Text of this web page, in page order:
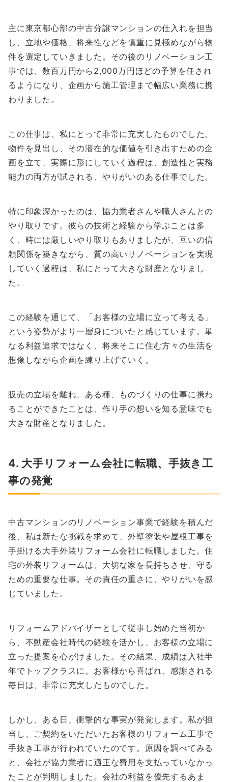
主に東京都心部の中古分譲マンションの仕入れを担当
し、立地や価格、将来性などを慎重に見極めながら物
件を選定していきました。その後のリノベーション工
事では、数百万円から2,000万円ほどの予算を任され
るようになり、企画から施工管理まで幅広い業務に携
わりました。
この仕事は、私にとって非常に充実したものでした。
物件を見出し、その潜在的な価値を引き出すための企
画を立て、実際に形にしていく過程は、創造性と実務
能力の両方が試される、やりがいのある仕事でした。
特に印象深かったのは、協力業者さんや職人さんとの
やり取りです。彼らの技術と経験から学ぶことは多
く、時には厳しいやり取りもありましたが、互いの信
頼関係を築きながら、質の高いリノベーションを実現
していく過程は、私にとって大きな財産となりまし
た。
この経験を通じて、「お客様の立場に立って考える」
という姿勢がより一層身についたと感じています。単
なる利益追求ではなく、将来そこに住む方々の生活を
想像しながら企画を練り上げていく。
販売の立場を離れ、ある種、ものづくりの仕事に携わ
ることができたことは、作り手の想いを知る意味でも
大きな財産となりました。
4. 大手リフォーム会社に転職、手抜き工
事の発覚
中古マンションのリノベーション事業で経験を積んだ
後、私は新たな挑戦を求めて、外壁塗装や屋根工事を
手掛ける大手外装リフォーム会社に転職しました。住
宅の外装リフォームは、大切な家を長持ちさせ、守る
ための重要な仕事。その責任の重さに、やりがいを感
じていました。
リフォームアドバイザーとして従事し始めた当初か
ら、不動産会社時代の経験を活かし、お客様の立場に
立った提案を心がけました。その結果、成績は入社半
年でトップクラスに。お客様から喜ばれ、感謝される
毎日は、非常に充実したものでした。
しかし、ある日、衝撃的な事実が発覚します。私が担
当し、ご契約をいただいたお客様のリフォーム工事で
手抜き工事が行われていたのです。原因を調べてみる
と、会社が協力業者に適正な費用を支払っていなかっ
たことが判明しました。会社の利益を優先するあま